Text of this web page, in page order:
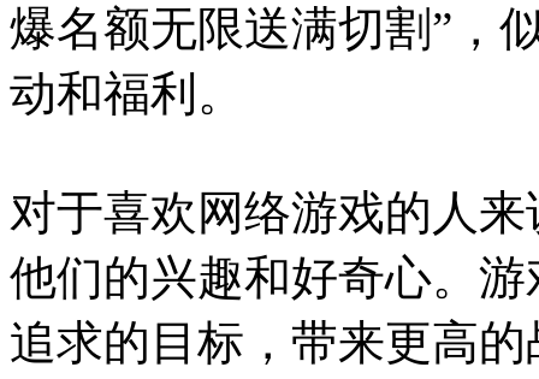
爆名额无限送满切割”，
动和福利。
对于喜欢网络游戏的人
他们的兴趣和好奇心。
追求的目标，带来更高